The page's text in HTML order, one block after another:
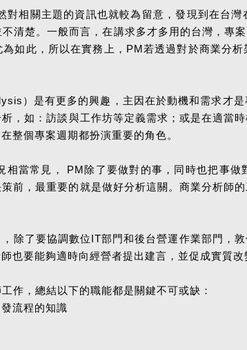
相關主題的資訊也就較為留意，發現到在台
清楚。一般而言，在講求多才多用的台灣，專
如此，所以在實務上，PM若透過對於商業分
）是有更多的興趣，主因在於動機和需求才
，如：訪談與工作坊等定義需求；或是在適當
整個專案週期都扮演重要的角色。
當常見， PM除了要做對的事，同時也把事
前，最重要的就是做好分析這關。商業分析師
除了要協調數位IT部門和後台營運作業部門，
也要能夠適時向經營者提出建言，並促成實質改
作，總結以下的職能都是關鍵不可或缺：
流程的知識